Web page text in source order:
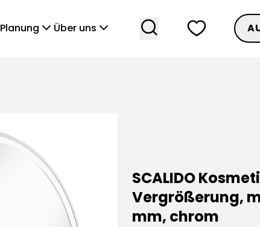
Planung chevronDown Über uns chevronDown search heart
SCALIDO
Vergrößerung,
mm, chrom